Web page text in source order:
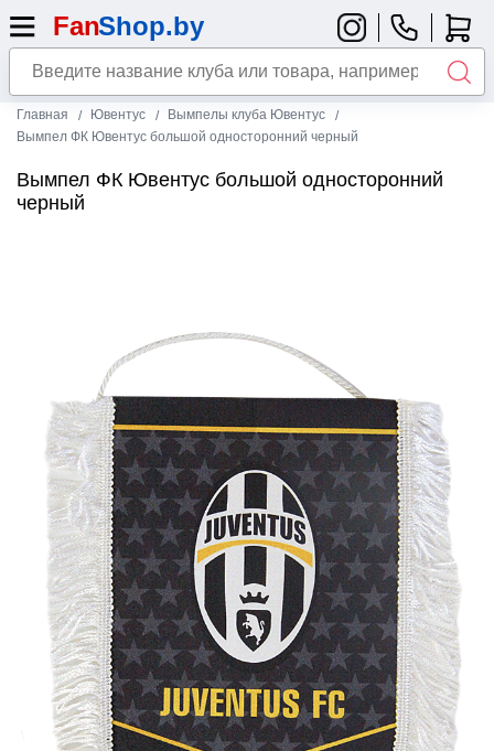
Главная Ювентус
Вымпелы клуба Ювентус
Вымпел ФК Ювентус большой односторонний черный
Вымпел ФК Ювентус большой односторонний
черный